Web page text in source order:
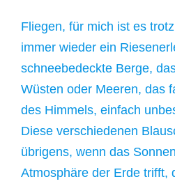
Fliegen, für mich ist es
immer wieder ein
schneebedeckte Berge,
Wüsten oder Meeren, das
des Himmels, einfach
Diese verschiedenen
übrigens, wenn das
Atmosphäre der Erde trifft,